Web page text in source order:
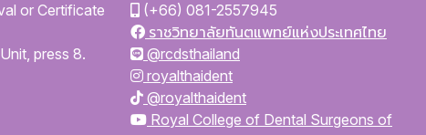
or Certificate
press 8.
(+66) 081-2557945
ราชวิทยาลัยทันตแพทย์แห่งประเทศไทย
@rcdsthailand
royalthaident
@royalthaident
Royal College of Dental Surgeons of